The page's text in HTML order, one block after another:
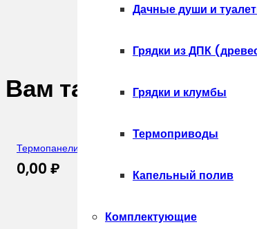
Дачные души и
Грядки из ДПК
Грядки и клумбы
Термоприводы
Капельный полив
Комплектующие
Вам также может
Термопанели цокольные серия «Пластушка со
0,00 ₽